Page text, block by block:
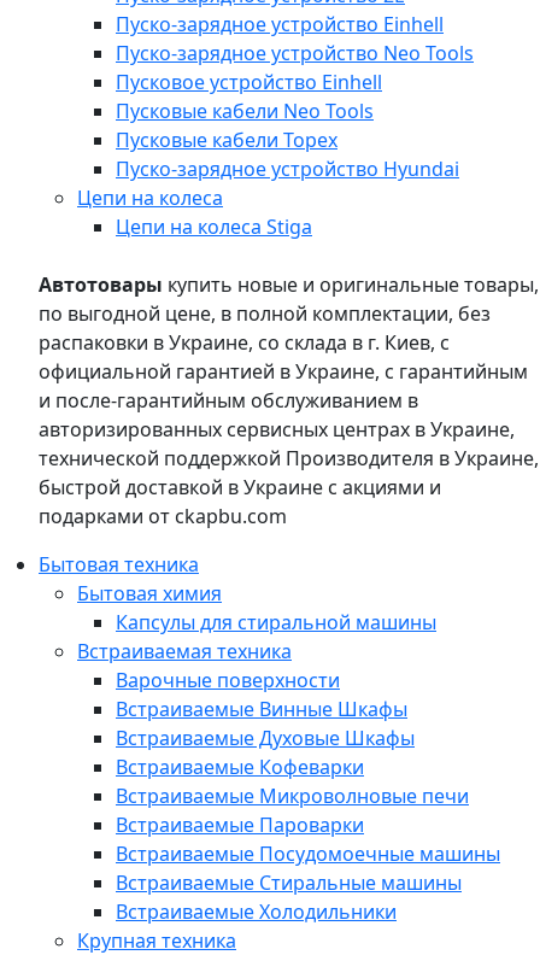
Пуско-зарядное устройство Einhell
Пуско-зарядное устройство Neo Tools
Пусковое устройство Einhell
Пусковые кабели Neo Tools
Пусковые кабели Topex
Пуско-зарядное устройство Hyundai
Цепи на колеса
Цепи на колеса Stiga
Автотовары купить новые и оригинальные товары,
по выгодной цене, в полной комплектации, без
распаковки в Украине, со склада в г. Киев, с
официальной гарантией в Украине, с гарантийным
и после-гарантийным обслуживанием в
авторизированных сервисных центрах в Украине,
технической поддержкой Производителя в Украине,
быстрой доставкой в Украине с акциями и
подарками от ckapbu.com
Бытовая техника
Бытовая химия
Капсулы для стиральной машины
Встраиваемая техника
Варочные поверхности
Встраиваемые Винные Шкафы
Встраиваемые Духовые Шкафы
Встраиваемые Кофеварки
Встраиваемые Микроволновые печи
Встраиваемые Пароварки
Встраиваемые Посудомоечные машины
Встраиваемые Стиральные машины
Встраиваемые Холодильники
Крупная техника